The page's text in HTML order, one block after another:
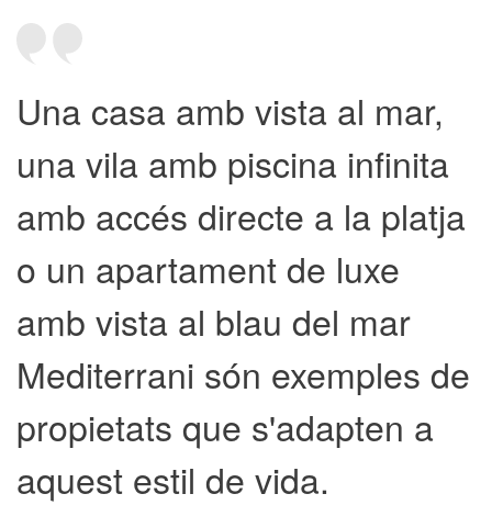
Una casa amb vista al mar,
una vila amb piscina infinita
amb accés directe a la platja
o un apartament de luxe
amb vista al blau del mar
Mediterrani són exemples de
propietats que s'adapten a
aquest estil de vida.